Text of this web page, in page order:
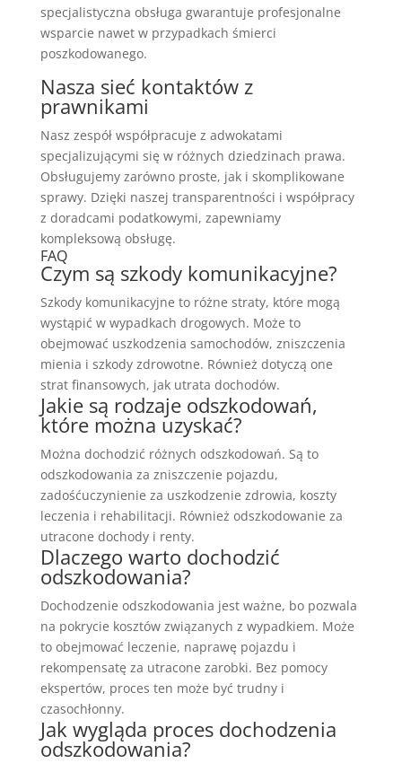
specjalistyczna obsługa gwarantuje profesjonalne
wsparcie nawet w przypadkach śmierci
poszkodowanego.
Nasza sieć kontaktów z
prawnikami
Nasz zespół współpracuje z adwokatami
specjalizującymi się w różnych dziedzinach prawa.
Obsługujemy zarówno proste, jak i skomplikowane
sprawy. Dzięki naszej transparentności i współpracy
z doradcami podatkowymi, zapewniamy
kompleksową obsługę.
FAQ
Czym są szkody komunikacyjne?
Szkody komunikacyjne to różne straty, które mogą
wystąpić w wypadkach drogowych. Może to
obejmować uszkodzenia samochodów, zniszczenia
mienia i szkody zdrowotne. Również dotyczą one
strat finansowych, jak utrata dochodów.
Jakie są rodzaje odszkodowań,
które można uzyskać?
Można dochodzić różnych odszkodowań. Są to
odszkodowania za zniszczenie pojazdu,
zadośćuczynienie za uszkodzenie zdrowia, koszty
leczenia i rehabilitacji. Również odszkodowanie za
utracone dochody i renty.
Dlaczego warto dochodzić
odszkodowania?
Dochodzenie odszkodowania jest ważne, bo pozwala
na pokrycie kosztów związanych z wypadkiem. Może
to obejmować leczenie, naprawę pojazdu i
rekompensatę za utracone zarobki. Bez pomocy
ekspertów, proces ten może być trudny i
czasochłonny.
Jak wygląda proces dochodzenia
odszkodowania?